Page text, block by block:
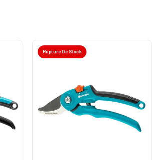
Rupture De Stock